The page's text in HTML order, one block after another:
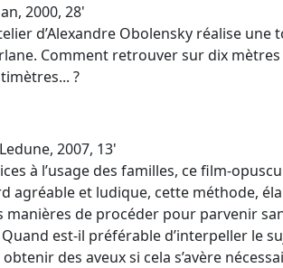
2000, 28'
d’Alexandre Obolensky réalise
Comment retrouver sur dix
?
2007, 13'
à l’usage des familles, ce film-
agréable et ludique, cette méthode,
manières de procéder pour parvenir
est-il préférable d’interpeller le
des aveux si cela s’avère